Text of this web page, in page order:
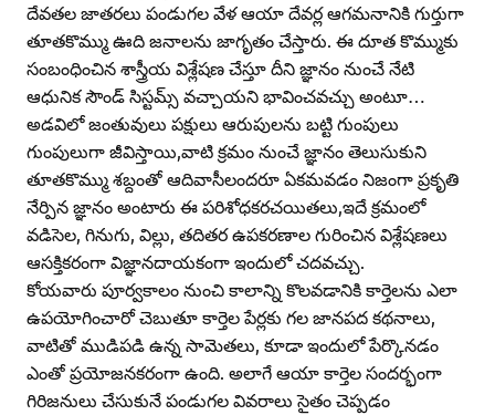
దేవతల జాతరలు పండుగల వేళ ఆయా దేవర్ల ఆగమనానికి గుర్తుగా
తూతకొమ్ము ఊది జనాలను జాగృతం చేస్తారు. ఈ దూత కొమ్ముకు
సంబంధించిన శాస్త్రీయ విశ్లేషణ చేస్తూ దీని జ్ఞానం నుంచే నేటి
ఆధునిక సౌండ్‌ సిస్టమ్స్‌ వచ్చాయని భావించవచ్చు అంటూ…
అడవిలో జంతువులు పక్షులు ఆరుపులను బట్టి గుంపులు
గుంపులుగా జీవిస్తాయి,వాటి క్రమం నుంచే జ్ఞానం తెలుసుకుని
తూతకొమ్ము శబ్దంతో ఆదివాసీలందరూ ఏకమవడం నిజంగా ప్రకృతి
నేర్పిన జ్ఞానం అంటారు ఈ పరిశోధకరచయితలు,ఇదే క్రమంలో
వడిసెల, గినుగు, విల్లు, తదితర ఉపకరణాల గురించిన విశ్లేషణలు
ఆసక్తికరంగా విజ్ఞానదాయకంగా ఇందులో చదవచ్చు.
కోయవారు పూర్వకాలం నుంచి కాలాన్ని కొలవడానికి కార్తెలను ఎలా
ఉపయోగించారో చెబుతూ కార్తెల పేర్లకు గల జానపద కథనాలు,
వాటితో ముడిపడి ఉన్న సామెతలు, కూడా ఇందులో పేర్కొనడం
ఎంతో ప్రయోజనకరంగా ఉంది. అలాగే ఆయా కార్తెల సందర్భంగా
గిరిజనులు చేసుకునే పండుగల వివరాలు సైతం చెప్పడం